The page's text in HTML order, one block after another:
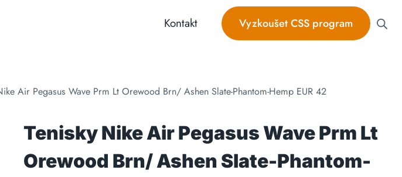
Kontakt Vyzkoušet CSS program
Air Pegasus Wave Prm Lt Orewood Brn/ Ashen Slate-Phantom-Hemp EUR 42
Tenisky Nike Air Pegasus Wave Prm Lt
Orewood Brn/ Ashen Slate-Phantom-